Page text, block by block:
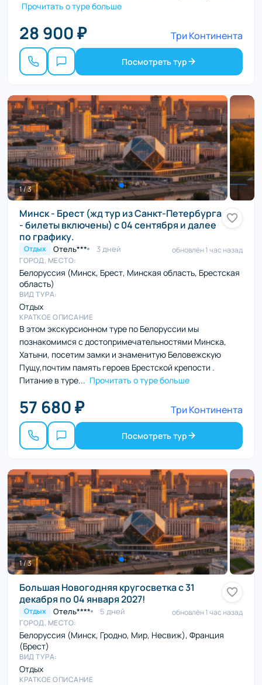
Прочитать о туре больше
28 900 ₽ Три Континента
Посмотреть тур
Минск - Брест (жд тур из Санкт-Петербурга
- билеты включены) с 04 сентября и далее
по графику.
Отдых Отель*** 3 дней
обновлён 1 час назад
ГОРОД, МЕСТО:
Белоруссия (Минск, Брест, Минская область, Брестская
область)
ВИД ТУРА:
Отдых
КРАТКОЕ ОПИСАНИЕ
В этом экскурсионном туре по Белоруссии мы
познакомимся с достопримечательностями Минска,
Хатыни, посетим замки и знаменитую Беловежскую
Пущу,почтим память героев Брестской крепости .
Питание в туре... Прочитать о туре больше
1 / 3
57 680 ₽ Три Континента
Посмотреть тур
Большая Новогодняя кругосветка с 31
декабря по 04 января 2027!
Отдых Отель**** 5 дней
обновлён 1 час назад
ГОРОД, МЕСТО:
Белоруссия (Минск, Гродно, Мир, Несвиж), Франция
(Брест)
ВИД ТУРА:
Отдых
КРАТКОЕ ОПИСАНИЕ
1 / 3